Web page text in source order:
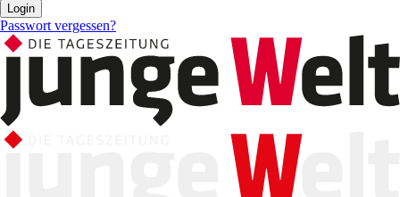
Login
Passwort vergessen?